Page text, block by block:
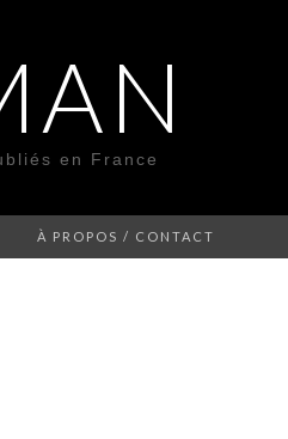
en France
À PROPOS / CONTACT